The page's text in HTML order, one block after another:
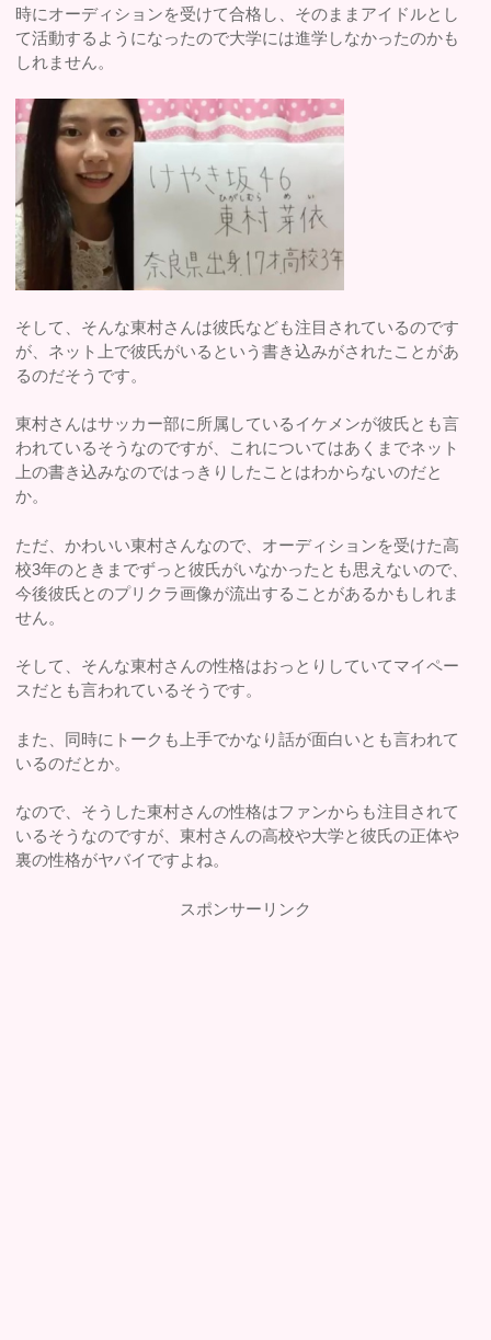
時にオーディションを受けて合格し、そのままアイドルとし
て活動するようになったので大学には進学しなかったのかも
しれません。
そして、そんな東村さんは彼氏なども注目されているのです
が、ネット上で彼氏がいるという書き込みがされたことがあ
るのだそうです。
東村さんはサッカー部に所属しているイケメンが彼氏とも言
われているそうなのですが、これについてはあくまでネット
上の書き込みなのではっきりしたことはわからないのだと
か。
ただ、かわいい東村さんなので、オーディションを受けた高
校3年のときまでずっと彼氏がいなかったとも思えないので、
今後彼氏とのプリクラ画像が流出することがあるかもしれま
せん。
そして、そんな東村さんの性格はおっとりしていてマイペー
スだとも言われているそうです。
また、同時にトークも上手でかなり話が面白いとも言われて
いるのだとか。
なので、そうした東村さんの性格はファンからも注目されて
いるそうなのですが、東村さんの高校や大学と彼氏の正体や
裏の性格がヤバイですよね。
スポンサーリンク